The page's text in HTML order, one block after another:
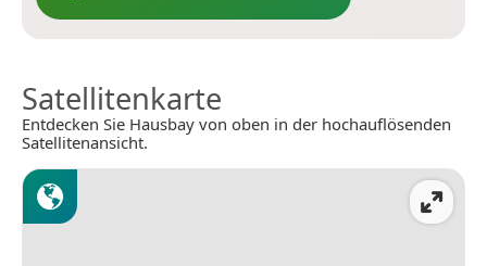
Satellitenkarte
Entdecken Sie Hausbay von oben in der hochauflösenden
Satellitenansicht.